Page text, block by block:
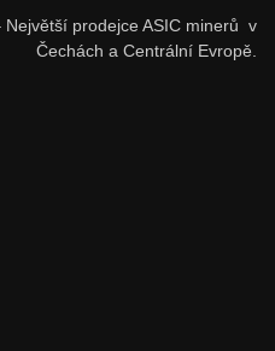
prodejce ASIC minerů v
Čechách a Centrální Evropě.